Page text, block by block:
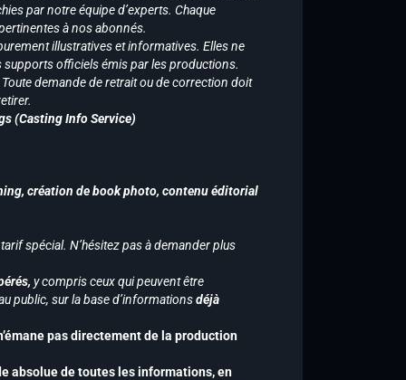
par notre équipe d’experts. Chaque
à nos abonnés.
illustratives et informatives. Elles ne
officiels émis par les productions.
demande de retrait ou de correction doit
(Casting Info Service)
création de book photo, contenu éditorial
spécial. N’hésitez pas à demander plus
y compris ceux qui peuvent être
public, sur la base d’informationsdéjà
pas directement de la production
absolue de toutes les informations, en